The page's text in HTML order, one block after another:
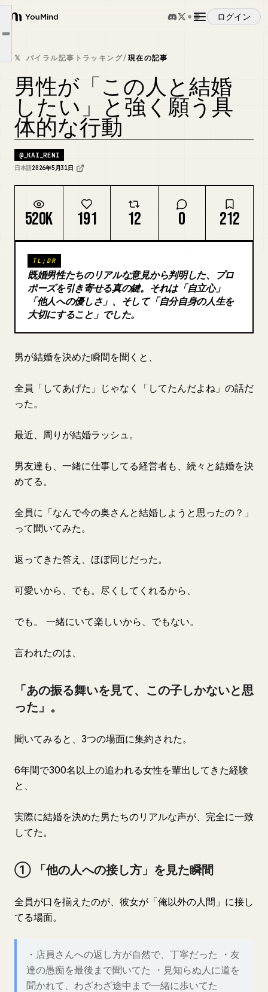
YouMind
ログイン
概要
ユースケース
スキル
プロンプト
ブログ
① 「他の人への接し方」を見た瞬間
③ 「夢中になってる顔」を見た瞬間
結婚を決めた男が口をそろえて言うのは、
𝕏 バイラル記事トラッキング/現在の記事
男性が「この人と結婚
したい」と強く願う具
体的な行動
@_KAI_RENI
日本語2026年5月31日
520K 191 12 0 212
TL;DR
既婚男性たちのリアルな意見から判明した、プロ
ポーズを引き寄せる真の鍵。それは「自立心」
「他人への優しさ」、そして「自分自身の人生を
大切にすること」でした。
男が結婚を決めた瞬間を聞くと、
全員「してあげた」じゃなく「してたんだよね」の話だ
った。
最近、周りが結婚ラッシュ。
男友達も、一緒に仕事してる経営者も、続々と結婚を決
めてる。
全員に「なんで今の奥さんと結婚しようと思ったの？」
って聞いてみた。
返ってきた答え、ほぼ同じだった。
可愛いから、でも。尽くしてくれるから、
でも。 一緒にいて楽しいから、でもない。
言われたのは、
「あの振る舞いを見て、この子しかないと思
った」。
聞いてみると、3つの場面に集約された。
6年間で300名以上の追われる女性を輩出してきた経験
と、
実際に結婚を決めた男たちのリアルな声が、完全に一致
してた。
① 「他の人への接し方」を見た瞬間
全員が口を揃えたのが、彼女が「俺以外の人間」に接し
てる場面。
・店員さんへの返し方が自然で、丁寧だった ・友
達の愚痴を最後まで聞いてた ・見知らぬ人に道を
聞かれて、わざわざ途中まで一緒に歩いてた